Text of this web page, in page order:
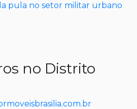
pula no setor militar urbano
no Distrito